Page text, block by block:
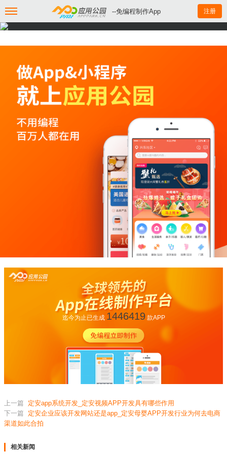
--免编程制作App 注册
迄今为止已生成 1446419款APP
上一篇
定安app系统开发_定安视频APP开发具有哪些作用
下一篇
定安企业应该开发网站还是app_定安母婴APP开发行业为何去电商
渠道如此合拍
相关新闻